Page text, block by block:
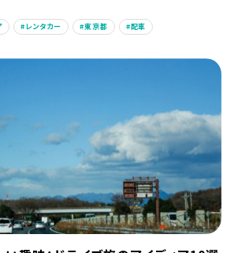
レンタカー 東京都 配車